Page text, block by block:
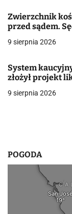
w
p
s
u
Zwierzchnik
przed sądem.
9 sierpnia 2026
System
złożył projekt
9 sierpnia 2026
POGODA